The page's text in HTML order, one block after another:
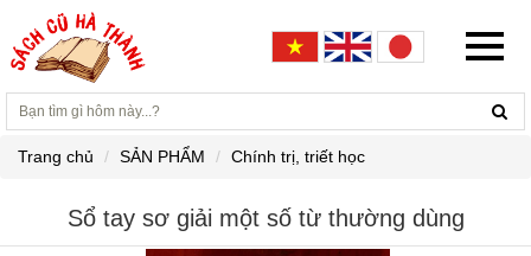
Trang chủ SẢN PHẨM Chính trị, triết học
Sổ tay sơ giải một số từ thường dùng